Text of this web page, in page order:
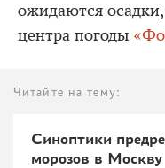
ожидаются
центра погоды
Читайте на тему:
Синоптики
морозов в Москву